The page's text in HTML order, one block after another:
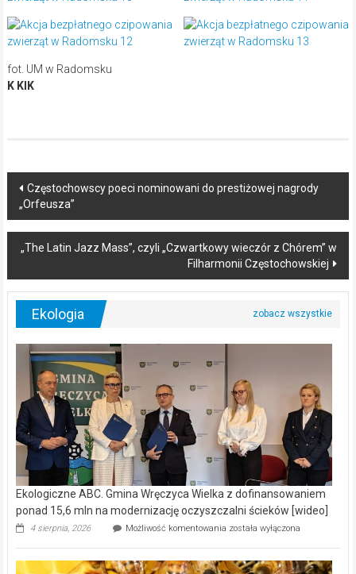
fot. UM w Radomsku
K KIK
Post
navigation
Częstochowscy poeci nominowani do prestiżowej nagrody
„Orfeusza”
„The Latin Jazz Mass”, czyli „Czwartkowy wieczór z Chórem” w
Filharmonii Częstochowskiej
Ekologia
Ekologiczne ABC. Gmina Wręczyca Wielka z dofinansowaniem
ponad 15,6 mln na modernizację oczyszczalni ścieków [wideo]
4 sierpnia, 2026 Możliwość komentowania Ekologiczne
Wręczyca
została wyłączona